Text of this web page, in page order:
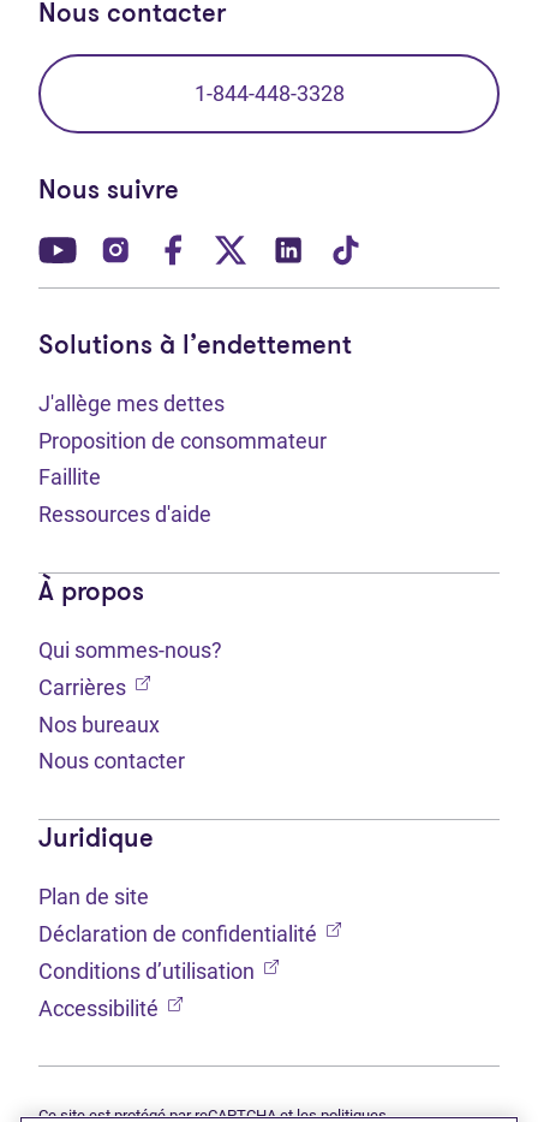
Nous contacter
1-844-448-3328
Nous suivre
(Ouvre dans un nouvel onglet)
(Ouvre dans un nouvel onglet)
(Ouvre dans un nouvel onglet)
(Ouvre dans un nouvel
(Ouvre dans un
Solutions à l’endettement
J'allège mes dettes
Proposition de consommateur
Faillite
Ressources d'aide
À propos
Qui sommes-nous?
Carrières (Ouvre dans un nouvel onglet)
Nos bureaux
Nous contacter
Juridique
Plan de site
Déclaration de confidentialité (Ouvre dans un
Conditions d’utilisation (Ouvre dans un nouvel
Accessibilité (Ouvre dans un nouvel onglet)
Ce site est protégé par reCAPTCHA et les politiques